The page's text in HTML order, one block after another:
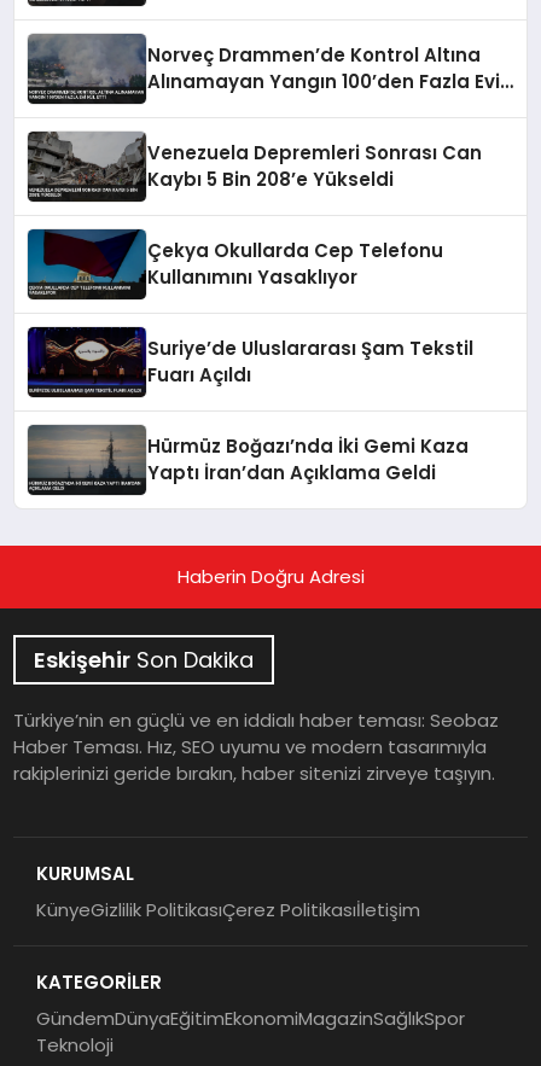
Norveç Drammen’de Kontrol Altına
Alınamayan Yangın 100’den Fazla Evi
Venezuela Depremleri Sonrası Can
Kaybı 5 Bin 208’e Yükseldi
Çekya Okullarda Cep Telefonu
Kullanımını Yasaklıyor
Suriye’de Uluslararası Şam Tekstil
Fuarı Açıldı
Hürmüz Boğazı’nda İki Gemi Kaza
Yaptı İran’dan Açıklama Geldi
Haberin Doğru Adresi
Eskişehir Son Dakika
Türkiye’nin en güçlü ve en iddialı haber teması: Seobaz
Haber Teması. Hız, SEO uyumu ve modern tasarımıyla
rakiplerinizi geride bırakın, haber sitenizi zirveye taşıyın.
KURUMSAL
KünyeGizlilik PolitikasıÇerez Politikasıİletişim
KATEGORİLER
GündemDünyaEğitimEkonomiMagazinSağlıkSpor
Teknoloji